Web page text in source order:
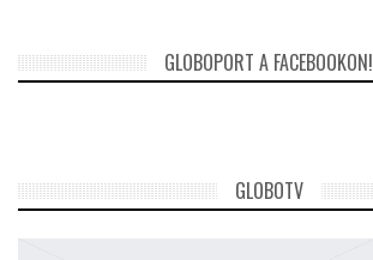
GLOBOPORT A FACEBOOKON!
GLOBOTV